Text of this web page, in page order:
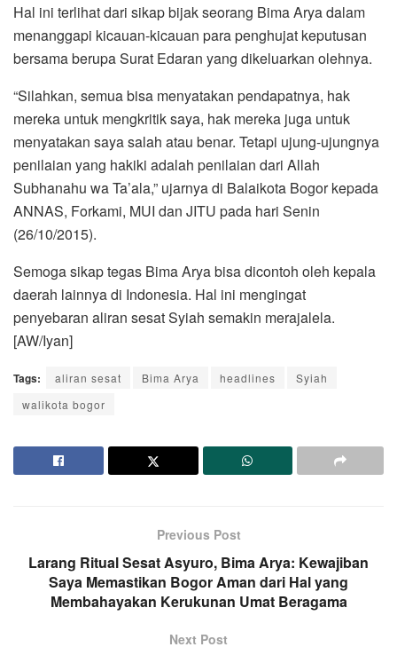
Hal ini terlihat dari sikap bijak seorang Bima Arya dalam
menanggapi kicauan-kicauan para penghujat keputusan
bersama berupa Surat Edaran yang dikeluarkan olehnya.
“Silahkan, semua bisa menyatakan pendapatnya, hak
mereka untuk mengkritik saya, hak mereka juga untuk
menyatakan saya salah atau benar. Tetapi ujung-ujungnya
penilaian yang hakiki adalah penilaian dari Allah
Subhanahu wa Ta’ala,” ujarnya di Balaikota Bogor kepada
ANNAS, Forkami, MUI dan JITU pada hari Senin
(26/10/2015).
Semoga sikap tegas Bima Arya bisa dicontoh oleh kepala
daerah lainnya di Indonesia. Hal ini mengingat
penyebaran aliran sesat Syiah semakin merajalela.
[AW/Iyan]
Tags: aliran sesat Bima Arya headlines
Syiah
walikota bogor
Previous Post
Larang Ritual Sesat Asyuro, Bima Arya: Kewajiban
Saya Memastikan Bogor Aman dari Hal yang
Membahayakan Kerukunan Umat Beragama
Next Post